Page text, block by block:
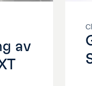
av